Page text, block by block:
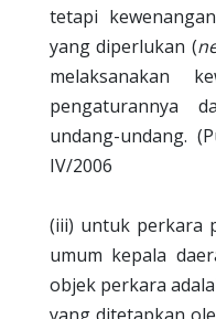
tetapi
yang diperlukan (
melaksanakan
pengaturannya
undang-undang.
IV/2006
(iii) untuk perkara
umum kepala
objek perkara